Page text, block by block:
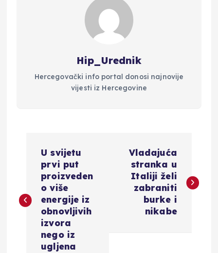
Hip_Urednik
Hercegovački info portal donosi najnovije
vijesti iz Hercegovine
v
U svijetu
prvi put
proizveden
o više
energije iz
obnovljivih
izvora
nego iz
ugljena
Vladajuća
stranka u
Italiji želi
zabraniti
burke i
nikabe